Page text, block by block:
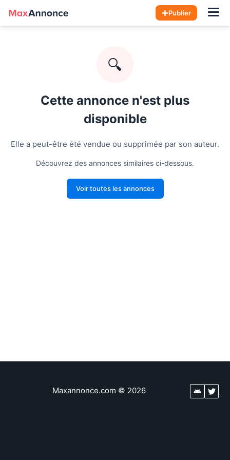
Publier
🔍
Cette annonce n'est plus
disponible
Elle a peut-être été vendue ou supprimée par son auteur.
Découvrez des annonces similaires ci-dessous.
Voir toutes les annonces
Maxannonce.com © 2026